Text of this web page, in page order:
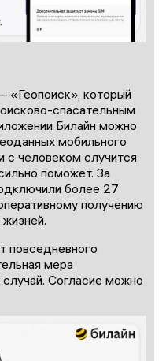
который
спасательным
Билайн можно
мобильного
с человеком случится
поможет. За
более 27
получению
повседневного
мера
Согласие можно